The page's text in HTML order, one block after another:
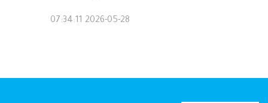
2026-05-28 07:34:11